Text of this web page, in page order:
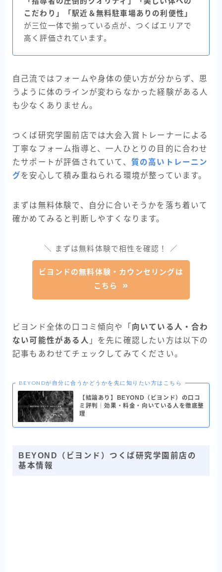
こだわり」「駅近＆無料駐車場ありの利便性」
が三位一体で揃っている点が、つくばエリアで
高く評価されています。
自己流ではフォームや身体の使い方が分からず、思
うように体のラインが変わらなかった経験がある人
も少なくありません。
つくば研究学園前店では大会入賞トレーナーによる
丁寧なフォーム指導と、一人ひとりの目的に合わせ
たサポートが評価されていて、 質の高いトレーニン
グを安心して積み重ねられる環境が整っています。
まずは無料体験で、自分に合いそうかを落ち着いて
確かめてみると判断しやすくなります。
＼ まずは無料体験で相性を確認！ ／
ビヨンドの無料体験・カウンセリングは
こちら
ビヨンド全体の口コミ傾向や「 向いている人・合わ
ない可能性がある人 」を先に確認したい方は以下の
記事もあわせてチェックしてみてください。
BEYONDが自分に合うかどうかを先に知りたい方はこちら
【結論あり】BEYOND（ビヨンド）の口コ
ミ評判｜効果・料金・向いている人を徹底整
理
BEYOND（ビヨンド）つくば研究学園前店の
基本情報